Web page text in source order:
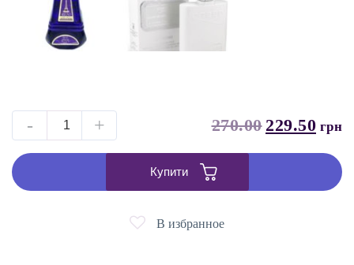
- + 270.00 229.50 грн
Купити
В избранное